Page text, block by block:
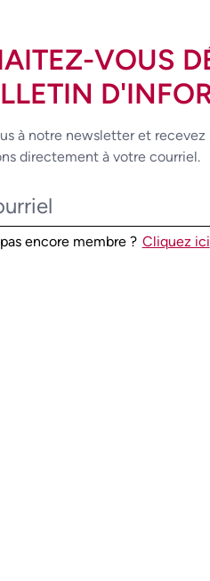
VOUS
à notre newsletter et
directement à votre courriel.
encore membre ? Cliquez ici